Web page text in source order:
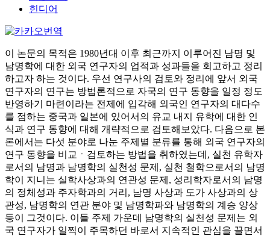
힌디어
이 논문의 목적은 1980년대 이후 최근까지 이루어진 남명 및
남명학에 대한 외국 연구자의 업적과 성과들을 회고하고 정리
하고자 하는 것이다. 우선 연구사의 검토와 정리에 앞서 외국
연구자의 연구는 방법론적으로 자국의 연구 동향을 일정 정도
반영하기 마련이라는 전제에 입각해 외국인 연구자의 대다수
를 점하는 중국과 일본에 있어서의 유교 내지 유학에 대한 인
식과 연구 동향에 대해 개략적으로 검토해보았다. 다음으로 본
론에서는 다섯 분야로 나눈 주제별 분류를 통해 외국 연구자의
연구 동향을 비교ㆍ검토하는 방법을 취하였는데, 실천 유학자
로서의 남명과 남명학의 실천성 문제, 실천 철학으로서의 남명
학이 지니는 실학사상과의 연관성 문제, 성리학자로서의 남명
의 정체성과 주자학과의 거리, 남명 사상과 도가 사상과의 상
관성, 남명학의 연관 분야 및 남명학파와 남명학의 계승 양상
등이 그것이다. 이들 주제 가운데 남명학의 실천성 문제는 외
국 연구자가 일찍이 주목하던 바로서 지속적인 관심을 끌면서